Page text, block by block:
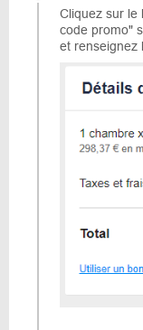
Cliquez sur le
code promo"
et renseignez